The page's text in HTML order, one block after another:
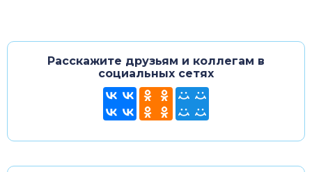
Расскажите друзьям и коллегам в
социальных сетях